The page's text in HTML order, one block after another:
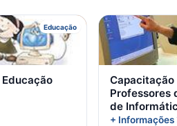
Educação
Capacitação
Professores
de
+ Informações